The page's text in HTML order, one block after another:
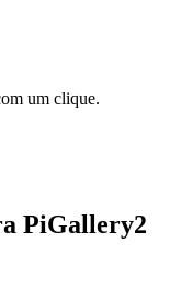
PiGallery2